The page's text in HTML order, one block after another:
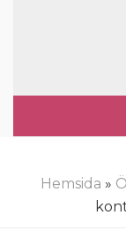
Hemsida »